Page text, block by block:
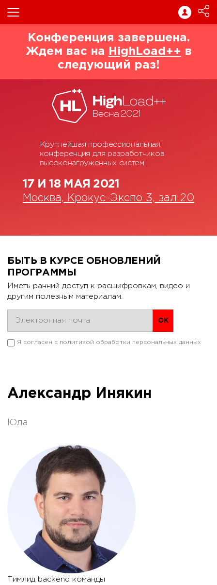
Конференция завершена.
Ждем вас на
HighLoad++ в
следующий раз!
Крупнейшая профессиональная
конференция для разработчиков
высоконагруженных систем
17 И 18 МАЯ 2021
Москва, Крокус-Экспо 3, зал 20
Александр Инякин
Юла
Тимлид backend команды
БЫТЬ В КУРСЕ ОБНОВЛЕНИЙ
ПРОГРАММЫ
Иметь ранний доступ к расшифровкам, видео и
другим полезным материалам.
Я согласен с политикой обработки персональных данных